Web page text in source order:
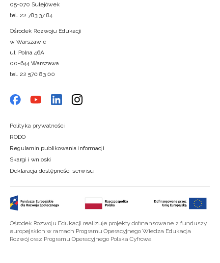
05-070 Sulejówek
tel. 22 783 37 84
Ośrodek Rozwoju Edukacji
w Warszawie
ul. Polna 46A
00-644 Warszawa
tel. 22 570 83 00
Polityka prywatności
RODO
Regulamin publikowania informacji
Skargi i wnioski
Deklaracja dostępności serwisu
Ośrodek Rozwoju Edukacji realizuje projekty dofinansowane z funduszy
europejskich w ramach Programu Operacyjnego Wiedza Edukacja
Rozwój oraz Programu Operacyjnego Polska Cyfrowa